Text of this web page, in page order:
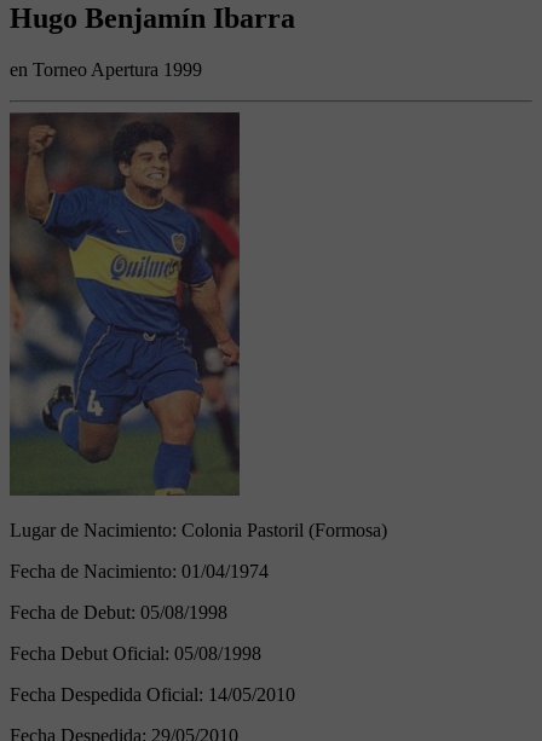
Hugo Benjamín Ibarra
en Torneo Apertura 1999
Lugar de Nacimiento: Colonia Pastoril (Formosa)
Fecha de Nacimiento: 01/04/1974
Fecha de Debut: 05/08/1998
Fecha Debut Oficial: 05/08/1998
Fecha Despedida Oficial: 14/05/2010
Fecha Despedida: 29/05/2010